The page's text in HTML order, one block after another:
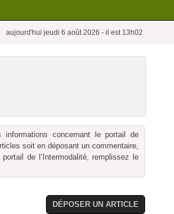
aujourd'hui jeudi 6 août 2026 - il est 13h02
concernant le portail de
soit en déposant un commentaire,
de l’Intermodalité, remplissez le
DÉPOSER UN ARTICLE